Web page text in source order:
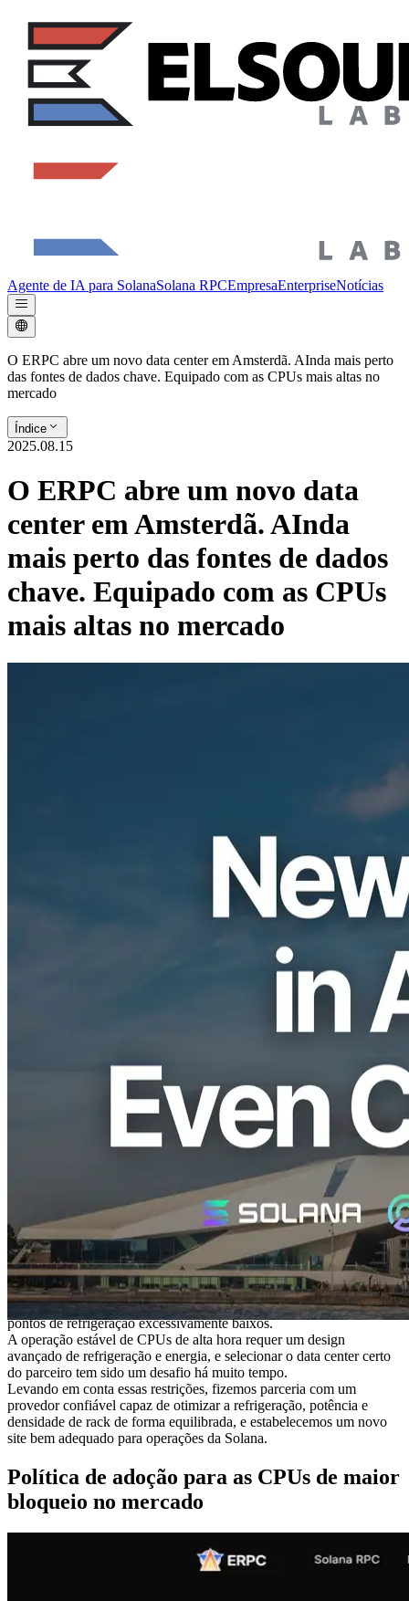
Agente de IA para SolanaSolana RPCEmpresaEnterpriseNotícias
O ERPC abre um novo data center em Amsterdã. AInda mais perto
das fontes de dados chave. Equipado com as CPUs mais altas no
mercado
Índice
2025.08.15
O ERPC abre um novo data
center em Amsterdã. AInda
mais perto das fontes de dados
chave. Equipado com as CPUs
mais altas no mercado
ELSOUL LABO B.V. (Sede: Amsterdã, Países Baixos; CEO:
Fumitake Kawasaki) e Validators DAO abriu um novo data center
na região de Amsterdã e começou a prestar serviços a partir desta
Ao encurtar ainda mais a distância da rede para as principais fontes
de dados e adotar proativamente as CPUs mais altas do mercado,
fortalecemos nosso ambiente de baixa latência para Solana.
Validators Solutions
Amsterdã é um dos principais centros financeiros e de rede da
Europa, com numerosos intercâmbios na Internet concentrados na
cidade. Aproximadamente 20% dos validadores da Solana estão
localizados nesta área, tornando-se uma das regiões mais
importantes da rede Solana global.
Com a abertura do novo data center, aumentamos a proximidade da
rede com os principais grupos validadores e fontes de dados,
alcançando reduções práticas na latência de ida e volta e melhora da
estabilidade.
Os Países Baixos colocam uma forte ênfase em considerações
ambientais, e em Amsterdã as operações de data center devem evitar
pontos de refrigeração excessivamente baixos.
A operação estável de CPUs de alta hora requer um design
avançado de refrigeração e energia, e selecionar o data center certo
do parceiro tem sido um desafio há muito tempo.
Levando em conta essas restrições, fizemos parceria com um
provedor confiável capaz de otimizar a refrigeração, potência e
densidade de rack de forma equilibrada, e estabelecemos um novo
site bem adequado para operações da Solana.
Política de adoção para as CPUs de maior
bloqueio no mercado